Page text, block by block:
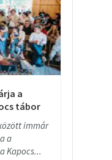
a
tábor
immár
a
Kapocs...